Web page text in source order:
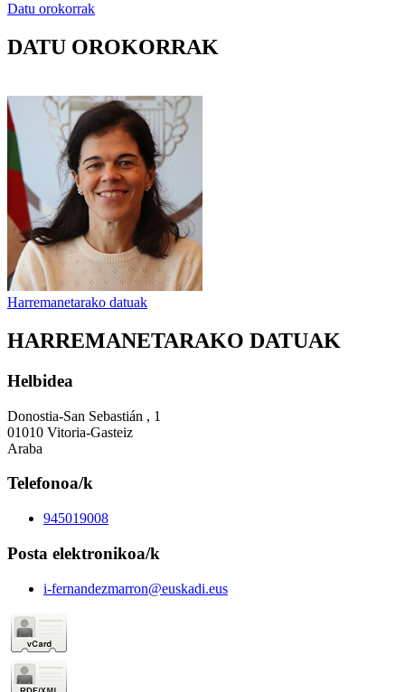
Datu orokorrak
DATU OROKORRAK
Harremanetarako datuak
HARREMANETARAKO DATUAK
Helbidea
Donostia-San Sebastián , 1
01010 Vitoria-Gasteiz
Araba
Telefonoa/k
945019008
Posta elektronikoa/k
i-fernandezmarron@euskadi.eus